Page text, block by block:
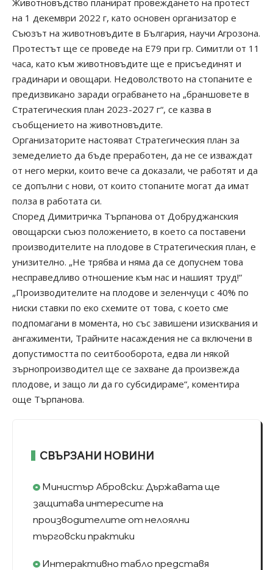
на 1 декември 2022 г, като основен организатор е
Съюзът на животновъдите в България, научи Агрозона.
Протестът ще се проведе на Е79 при гр. Симитли от 11
часа, като към животновъдите ще е присъединят и
градинари и овощари. Недоволството на стопаните е
предизвикано заради ограбването на „браншовете в
Стратегическия план 2023-2027 г“, се казва в
съобщението на животновъдите.
Организаторите настояват Стратегическия план за
земеделието да бъде преработен, да не се изваждат
от него мерки, които вече са доказали, че работят и да
се допълни с нови, от които стопаните могат да имат
полза в работата си.
Според Димитричка Търпанова от Добруджанския
овощарски съюз положението, в което са поставени
производителите на плодове в Стратегическия план, е
унизително. „Не трябва и няма да се допуснем това
несправедливо отношение към нас и нашият труд!“
„Производителите на плодове и зеленчуци с 40% по
ниски ставки по еко схемите от това, с което сме
подпомагани в момента, но със завишени изисквания и
ангажименти, Трайните насаждения не са включени в
допустимостта по сеитбооборота, едва ли някой
зърнопроизводител ще се захване да произвежда
плодове, и защо ли да го субсидираме“, коментира
още Търпанова.
СВЪРЗАНИ НОВИНИ
Министър Абровски: Държавата ще
защитава интересите на
производителите от нелоялни
търговски практики
Интерактивно табло представя